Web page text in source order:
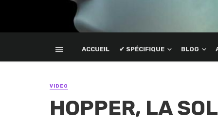
ACCUEIL ✔ SPÉCIFIQUE BLOG
VIDEO
HOPPER, LA